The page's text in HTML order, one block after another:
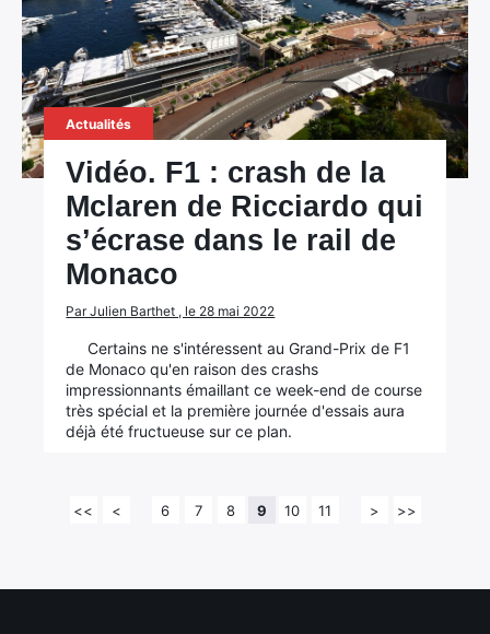
Actualités
Vidéo. F1 : crash de la
Mclaren de Ricciardo qui
s’écrase dans le rail de
Monaco
Par Julien Barthet , le 28 mai 2022
Certains ne s'intéressent au Grand-Prix de F1
de Monaco qu'en raison des crashs
impressionnants émaillant ce week-end de course
très spécial et la première journée d'essais aura
déjà été fructueuse sur ce plan.
<< < 6 7 8 9 10 11 > >>